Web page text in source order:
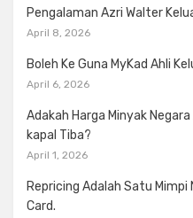
Pengalaman Azri Walter
April 8, 2026
Boleh Ke Guna MyKad Ahli
April 6, 2026
Adakah Harga Minyak
kapal Tiba?
April 1, 2026
Repricing Adalah Satu Mimpi
Card.